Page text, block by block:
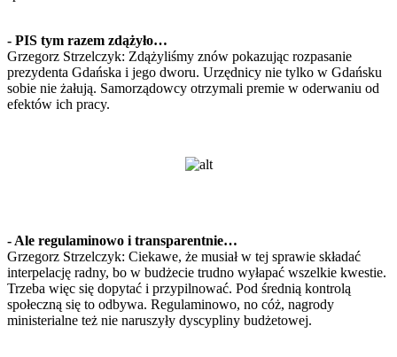
- PIS tym razem zdążyło…
Grzegorz Strzelczyk: Zdążyliśmy znów pokazując rozpasanie
prezydenta Gdańska i jego dworu. Urzędnicy nie tylko w Gdańsku
sobie nie żałują. Samorządowcy otrzymali premie w oderwaniu od
efektów ich pracy.
- Ale regulaminowo i transparentnie…
Grzegorz Strzelczyk: Ciekawe, że musiał w tej sprawie składać
interpelację radny, bo w budżecie trudno wyłapać wszelkie kwestie.
Trzeba więc się dopytać i przypilnować. Pod średnią kontrolą
społeczną się to odbywa. Regulaminowo, no cóż, nagrody
ministerialne też nie naruszyły dyscypliny budżetowej.